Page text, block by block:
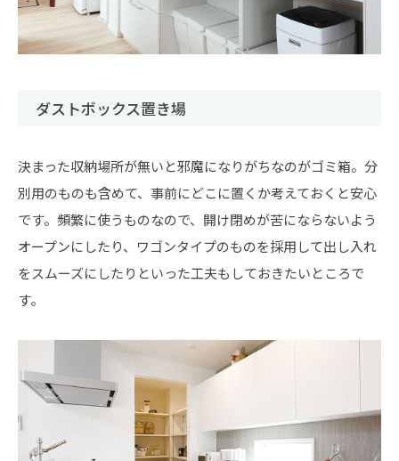
ダストボックス置き場
決まった収納場所が無いと邪魔になりがちなのがゴミ箱。分
別用のものも含めて、事前にどこに置くか考えておくと安心
です。頻繁に使うものなので、開け閉めが苦にならないよう
オープンにしたり、ワゴンタイプのものを採用して出し入れ
をスムーズにしたりといった工夫もしておきたいところで
す。